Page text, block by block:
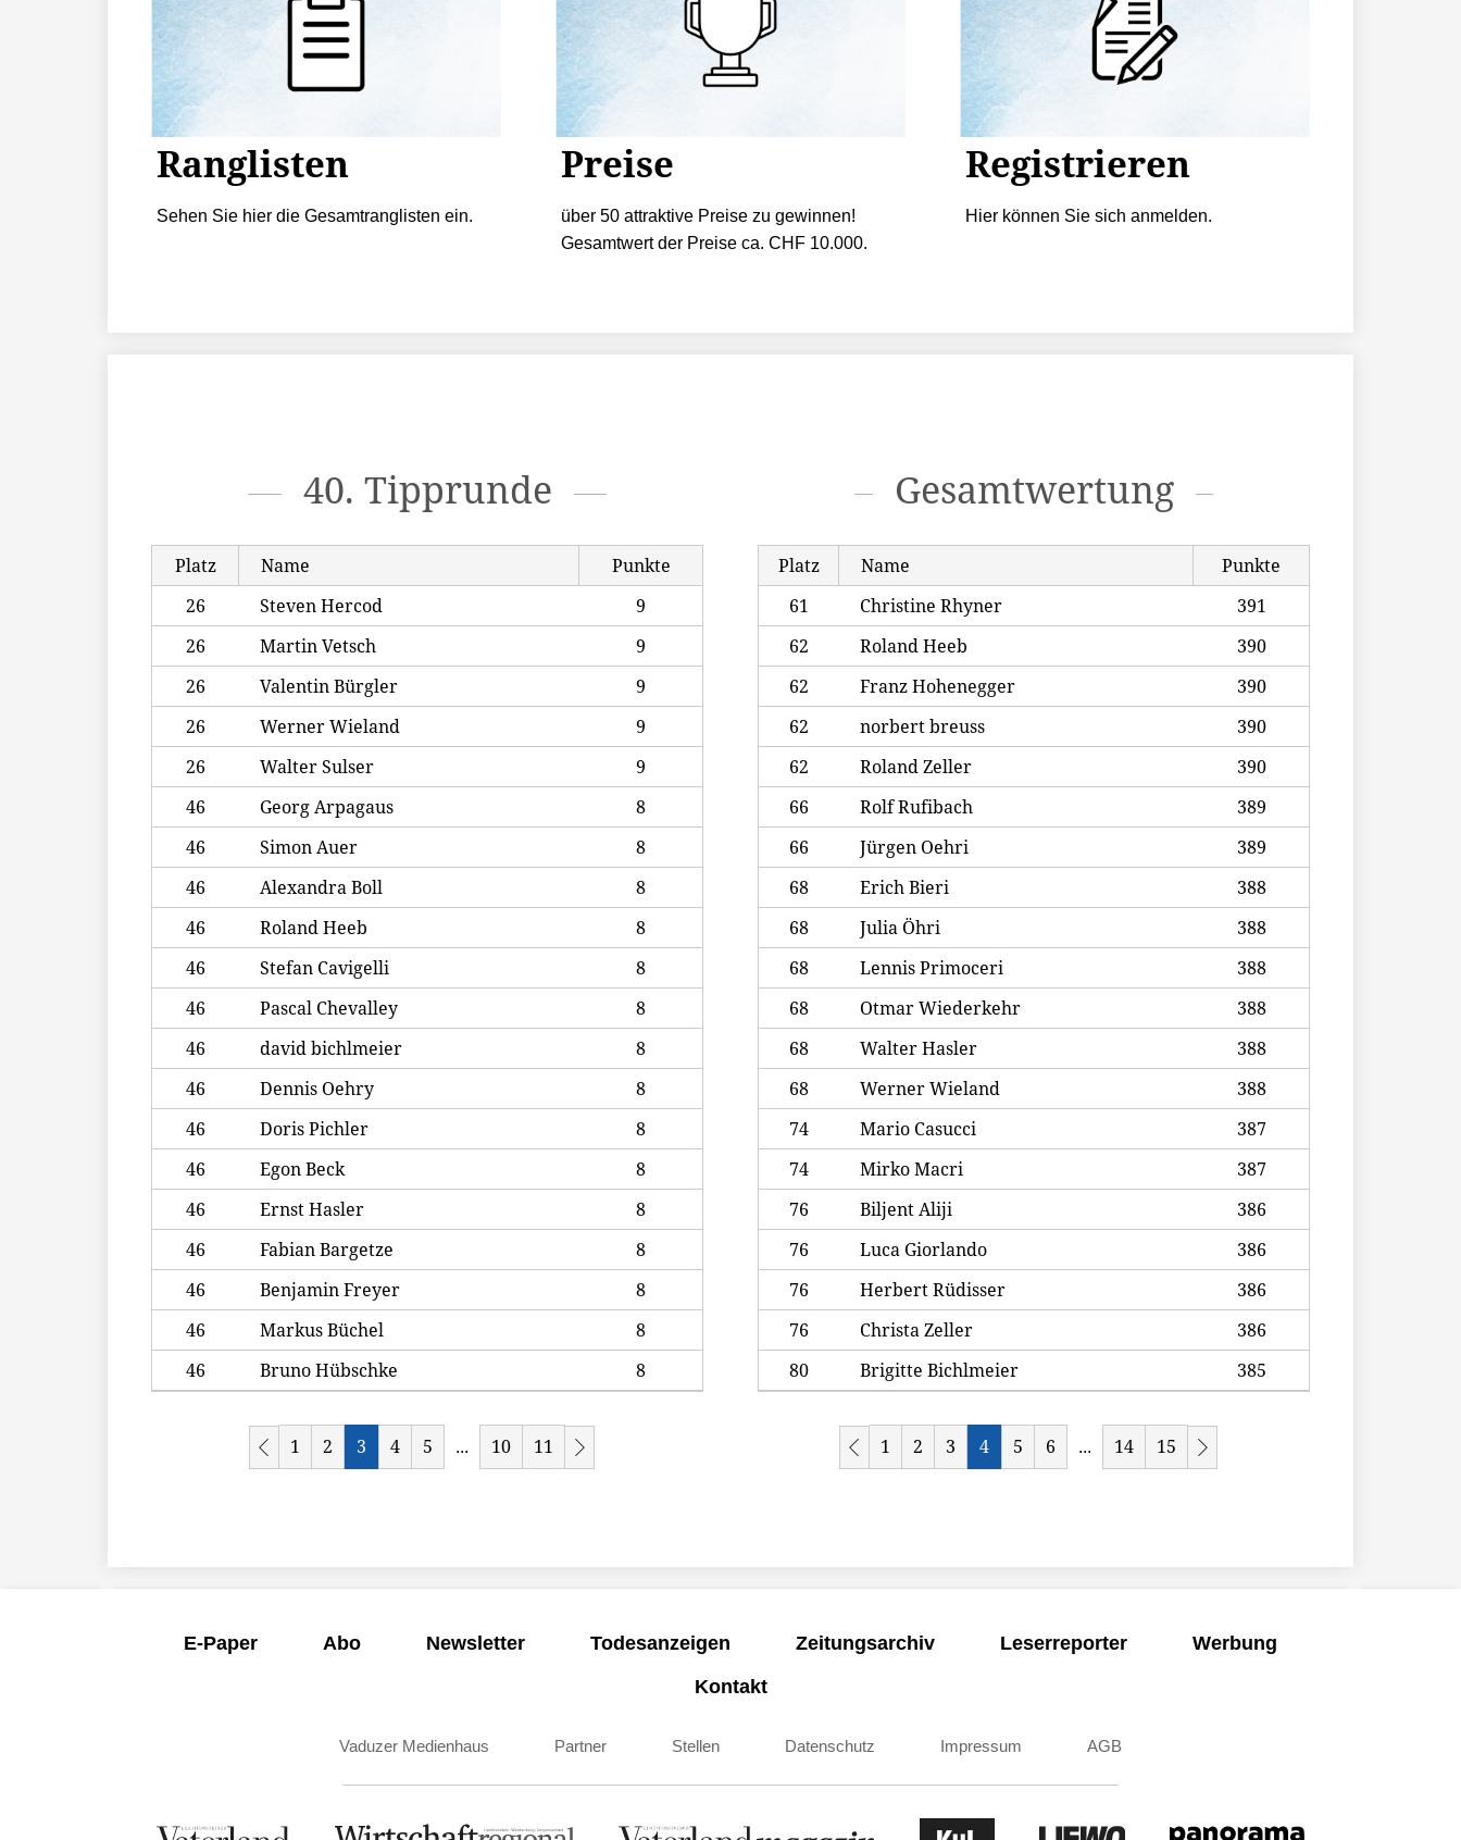
Ranglisten
Sehen Sie hier die Gesamtranglisten ein.
Preise
über 50 attraktive Preise zu gewinnen!
Gesamtwert der Preise ca. CHF 10.000.
Registrieren
Hier können Sie sich anmelden.
40. Tipprunde
Platz Name
Punkte
26
Steven Hercod
9
26
Martin Vetsch
9
26
Valentin Bürgler
9
26
Werner Wieland
9
26
Walter Sulser
9
46
Georg Arpagaus
8
46
Simon Auer
8
46
Alexandra Boll
8
46
Roland Heeb
8
46
Stefan Cavigelli
8
46
Pascal Chevalley
8
46
david bichlmeier
8
46
Dennis Oehry
8
46
Doris Pichler
8
46
Egon Beck
8
46
Ernst Hasler
8
46
Fabian Bargetze
8
46
Benjamin Freyer
8
46
Markus Büchel
8
46
Bruno Hübschke 8
1 2 3 4 5 ... 10 11
Gesamtwertung
Platz Name
Punkte
61
Christine Rhyner
391
62
Roland Heeb
390
62
Franz Hohenegger
390
62
norbert breuss
390
62
Roland Zeller
390
66
Rolf Rufibach
389
66
Jürgen Oehri
389
68
Erich Bieri
388
68
Julia Öhri
388
68
Lennis Primoceri
388
68
Otmar Wiederkehr
388
68
Walter Hasler
388
68
Werner Wieland
388
74
Mario Casucci
387
74
Mirko Macri
387
76
Biljent Aliji
386
76
Luca Giorlando
386
76
Herbert Rüdisser
386
76
Christa Zeller
386
80
Brigitte Bichlmeier 385
1 2 3 4 5 6 ... 14 15
E-Paper Abo Newsletter Todesanzeigen Zeitungsarchiv Leserreporter
Werbung
Kontakt
Vaduzer Medienhaus Partner Stellen Datenschutz Impressum AGB